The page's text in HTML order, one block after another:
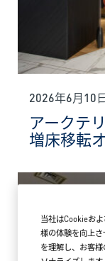
2026年6月10
アークテ
増床移転
当社はCookieお
様の体験を向上
を理解し、お客